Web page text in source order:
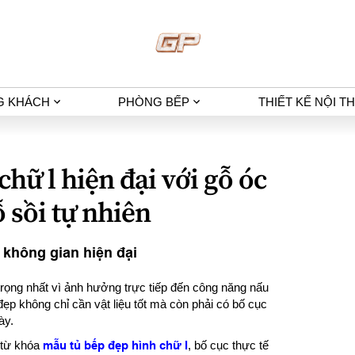
KHÁCH PHÒNG BẾP THIẾT KẾ NỘI
l hiện đại với gỗ óc
sồi tự nhiên
gian hiện đại
nhất vì ảnh hưởng trực tiếp đến công năng nấu
không chỉ cần vật liệu tốt mà còn phải có bố cục
khóa mẫu tủ bếp đẹp hình chữ l, bố cục thực tế